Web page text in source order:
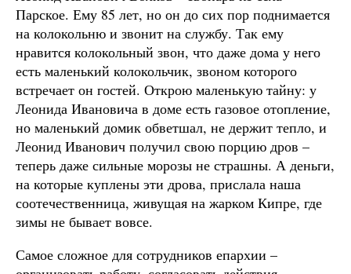
Парское. Ему 85 лет, но он до сих пор поднимается
на колокольню и звонит на службу. Так ему
нравится колокольный звон, что даже дома у него
есть маленький колокольчик, звоном которого
встречает он гостей. Открою маленькую тайну: у
Леонида Ивановича в доме есть газовое отопление,
но маленький домик обветшал, не держит тепло, и
Леонид Иванович получил свою порцию дров –
теперь даже сильные морозы не страшны. А деньги,
на которые куплены эти дрова, прислала наша
соотечественница, живущая на жарком Кипре, где
зимы не бывает вовсе.
Самое сложное для сотрудников епархии –